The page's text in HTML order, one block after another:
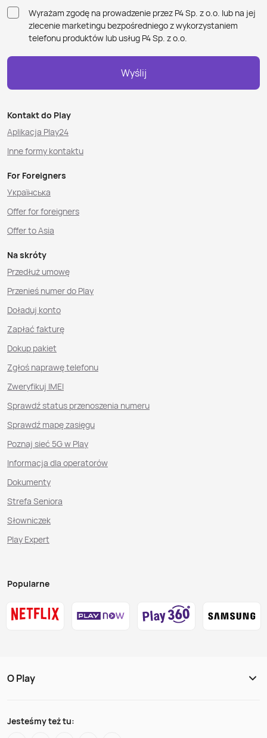
Wyrażam zgodę na prowadzenie przez P4 Sp. z o.o. lub na jej
zlecenie marketingu bezpośredniego z wykorzystaniem
telefonu produktów lub usług P4 Sp. z o.o.
Wyślij
Kontakt do Play
Aplikacja Play24
Inne formy kontaktu
For Foreigners
Українська
Offer for foreigners
Offer to Asia
Na skróty
Przedłuż umowę
Przenieś numer do Play
Doładuj konto
Zapłać fakturę
Dokup pakiet
Zgłoś naprawę telefonu
Zweryfikuj IMEI
Sprawdź status przenoszenia numeru
Sprawdź mapę zasięgu
Poznaj sieć 5G w Play
Informacja dla operatorów
Dokumenty
Strefa Seniora
Słowniczek
Play Expert
Popularne
O Play
Jesteśmy też tu: